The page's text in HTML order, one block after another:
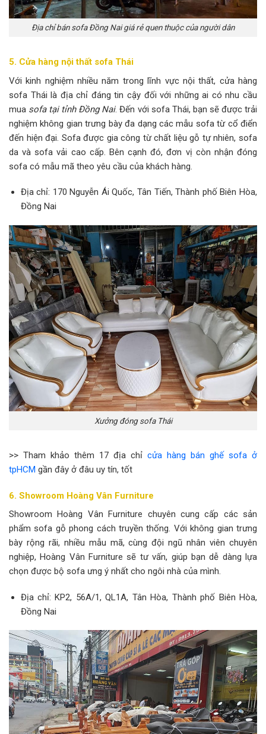
Địa chỉ bán sofa Đồng Nai giá rẻ quen thuộc của người dân
5. Cửa hàng nội thất sofa Thái
Với kinh nghiệm nhiều năm trong lĩnh vực nội thất, cửa hàng
sofa Thái là địa chỉ đáng tin cậy đối với những ai có nhu cầu
mua sofa tại tỉnh Đồng Nai. Đến với sofa Thái, bạn sẽ được trải
nghiệm không gian trưng bày đa dạng các mẫu sofa từ cổ điển
đến hiện đại. Sofa được gia công từ chất liệu gỗ tự nhiên, sofa
da và sofa vải cao cấp. Bên cạnh đó, đơn vị còn nhận đóng
sofa có mẫu mã theo yêu cầu của khách hàng.
Địa chỉ: 170 Nguyễn Ái Quốc, Tân Tiến, Thành phố Biên Hòa,
Đồng Nai
Xưởng đóng sofa Thái
>> Tham khảo thêm 17 địa chỉ cửa hàng bán ghế sofa ở
tpHCM gần đây ở đâu uy tín, tốt
6. Showroom Hoàng Vân Furniture
Showroom Hoàng Vân Furniture chuyên cung cấp các sản
phẩm sofa gỗ phong cách truyền thống. Với không gian trưng
bày rộng rãi, nhiều mẫu mã, cùng đội ngũ nhân viên chuyên
nghiệp, Hoàng Vân Furniture sẽ tư vấn, giúp bạn dễ dàng lựa
chọn được bộ sofa ưng ý nhất cho ngôi nhà của mình.
Địa chỉ: KP2, 56A/1, QL1A, Tân Hòa, Thành phố Biên Hòa,
Đồng Nai